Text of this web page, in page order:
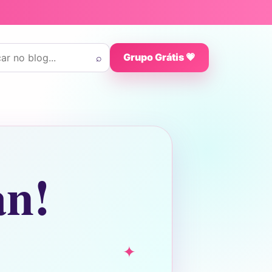
⌕ Grupo Grátis 💗